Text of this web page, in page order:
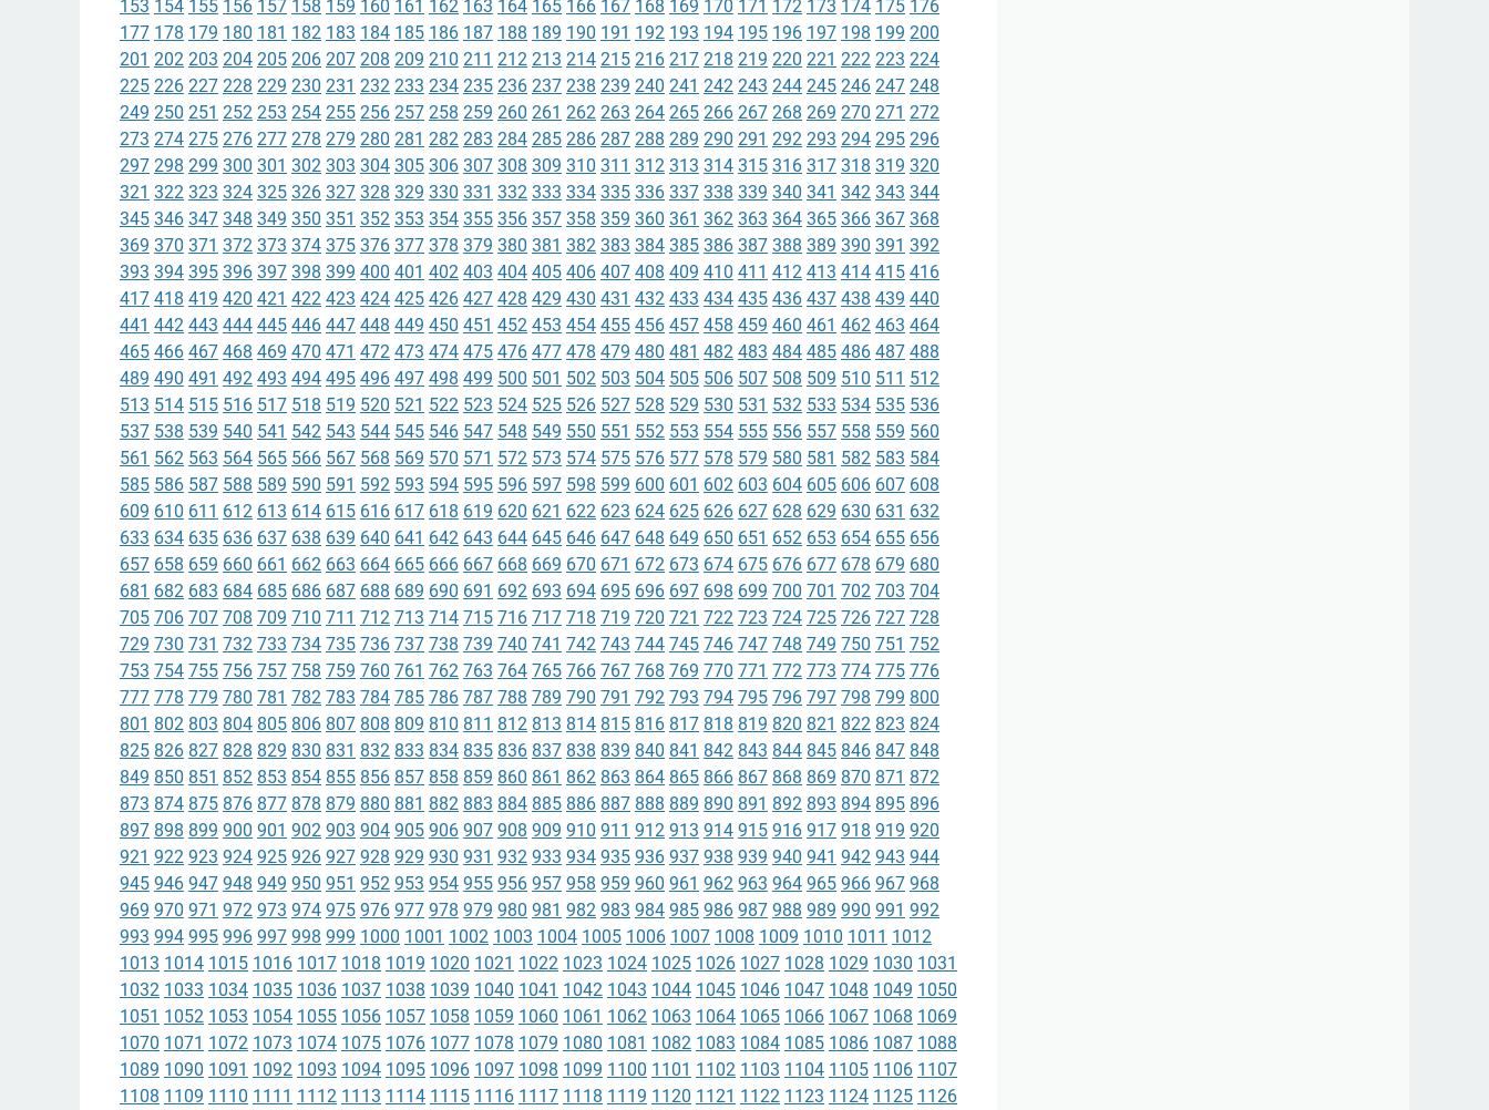
153 154 155 156 157 158 159 160 161 162 163 164 165 166 167 168 169 170 171 172 173 174 175 176
177 178 179 180 181 182 183 184 185 186 187 188 189 190 191 192 193 194 195 196 197 198 199 200
201 202 203 204 205 206 207 208 209 210 211 212 213 214 215 216 217 218 219 220 221 222 223 224
225 226 227 228 229 230 231 232 233 234 235 236 237 238 239 240 241 242 243 244 245 246 247 248
249 250 251 252 253 254 255 256 257 258 259 260 261 262 263 264 265 266 267 268 269 270 271 272
273 274 275 276 277 278 279 280 281 282 283 284 285 286 287 288 289 290 291 292 293 294 295 296
297 298 299 300 301 302 303 304 305 306 307 308 309 310 311 312 313 314 315 316 317 318 319 320
321 322 323 324 325 326 327 328 329 330 331 332 333 334 335 336 337 338 339 340 341 342 343 344
345 346 347 348 349 350 351 352 353 354 355 356 357 358 359 360 361 362 363 364 365 366 367 368
369 370 371 372 373 374 375 376 377 378 379 380 381 382 383 384 385 386 387 388 389 390 391 392
393 394 395 396 397 398 399 400 401 402 403 404 405 406 407 408 409 410 411 412 413 414 415 416
417 418 419 420 421 422 423 424 425 426 427 428 429 430 431 432 433 434 435 436 437 438 439 440
441 442 443 444 445 446 447 448 449 450 451 452 453 454 455 456 457 458 459 460 461 462 463 464
465 466 467 468 469 470 471 472 473 474 475 476 477 478 479 480 481 482 483 484 485 486 487 488
489 490 491 492 493 494 495 496 497 498 499 500 501 502 503 504 505 506 507 508 509 510 511 512
513 514 515 516 517 518 519 520 521 522 523 524 525 526 527 528 529 530 531 532 533 534 535 536
537 538 539 540 541 542 543 544 545 546 547 548 549 550 551 552 553 554 555 556 557 558 559 560
561 562 563 564 565 566 567 568 569 570 571 572 573 574 575 576 577 578 579 580 581 582 583 584
585 586 587 588 589 590 591 592 593 594 595 596 597 598 599 600 601 602 603 604 605 606 607 608
609 610 611 612 613 614 615 616 617 618 619 620 621 622 623 624 625 626 627 628 629 630 631 632
633 634 635 636 637 638 639 640 641 642 643 644 645 646 647 648 649 650 651 652 653 654 655 656
657 658 659 660 661 662 663 664 665 666 667 668 669 670 671 672 673 674 675 676 677 678 679 680
681 682 683 684 685 686 687 688 689 690 691 692 693 694 695 696 697 698 699 700 701 702 703 704
705 706 707 708 709 710 711 712 713 714 715 716 717 718 719 720 721 722 723 724 725 726 727 728
729 730 731 732 733 734 735 736 737 738 739 740 741 742 743 744 745 746 747 748 749 750 751 752
753 754 755 756 757 758 759 760 761 762 763 764 765 766 767 768 769 770 771 772 773 774 775 776
777 778 779 780 781 782 783 784 785 786 787 788 789 790 791 792 793 794 795 796 797 798 799 800
801 802 803 804 805 806 807 808 809 810 811 812 813 814 815 816 817 818 819 820 821 822 823 824
825 826 827 828 829 830 831 832 833 834 835 836 837 838 839 840 841 842 843 844 845 846 847 848
849 850 851 852 853 854 855 856 857 858 859 860 861 862 863 864 865 866 867 868 869 870 871 872
873 874 875 876 877 878 879 880 881 882 883 884 885 886 887 888 889 890 891 892 893 894 895 896
897 898 899 900 901 902 903 904 905 906 907 908 909 910 911 912 913 914 915 916 917 918 919 920
921 922 923 924 925 926 927 928 929 930 931 932 933 934 935 936 937 938 939 940 941 942 943 944
945 946 947 948 949 950 951 952 953 954 955 956 957 958 959 960 961 962 963 964 965 966 967 968
969 970 971 972 973 974 975 976 977 978 979 980 981 982 983 984 985 986 987 988 989 990 991 992
993 994 995 996 997 998 999 1000 1001 1002 1003 1004 1005 1006 1007 1008 1009 1010 1011 1012
1013 1014 1015 1016 1017 1018 1019 1020 1021 1022 1023 1024 1025 1026 1027 1028 1029 1030 1031
1032 1033 1034 1035 1036 1037 1038 1039 1040 1041 1042 1043 1044 1045 1046 1047 1048 1049 1050
1051 1052 1053 1054 1055 1056 1057 1058 1059 1060 1061 1062 1063 1064 1065 1066 1067 1068 1069
1070 1071 1072 1073 1074 1075 1076 1077 1078 1079 1080 1081 1082 1083 1084 1085 1086 1087 1088
1089 1090 1091 1092 1093 1094 1095 1096 1097 1098 1099 1100 1101 1102 1103 1104 1105 1106 1107
1108 1109 1110 1111 1112 1113 1114 1115 1116 1117 1118 1119 1120 1121 1122 1123 1124 1125 1126